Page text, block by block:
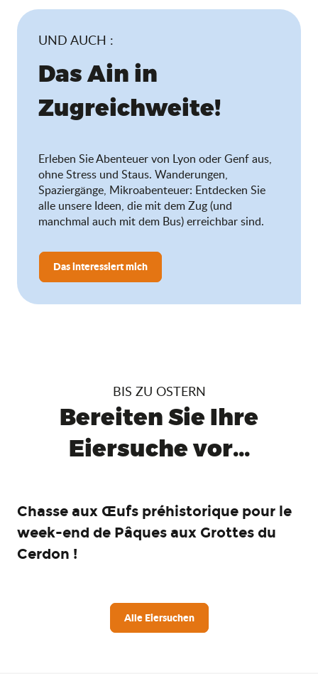
UND AUCH :
Das Ain in
Zugreichweite!
Erleben Sie Abenteuer von Lyon oder Genf aus,
ohne Stress und Staus. Wanderungen,
Spaziergänge, Mikroabenteuer: Entdecken Sie
alle unsere Ideen, die mit dem Zug (und
manchmal auch mit dem Bus) erreichbar sind.
Das interessiert mich
BIS ZU OSTERN
Bereiten Sie Ihre
Eiersuche vor...
Chasse aux Œufs préhistorique pour le
week-end de Pâques aux Grottes du
Cerdon !
Alle Eiersuchen